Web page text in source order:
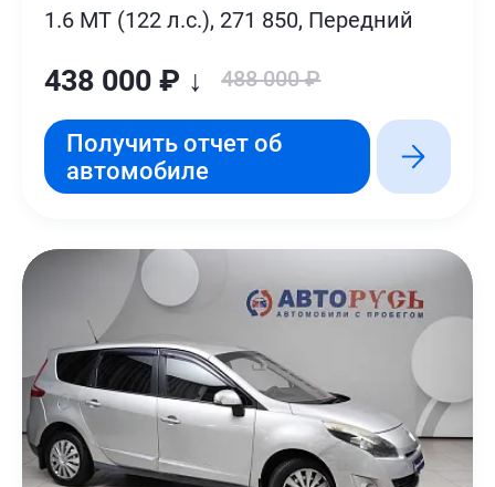
1.6 MT (122 л.с.), 271 850, Передний
438 000 ₽ ↓ 488 000 ₽
Получить отчет об
автомобиле